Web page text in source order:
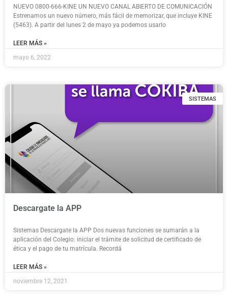
NUEVO 0800-666-KINE UN NUEVO CANAL ABIERTO DE COMUNICACIÓN
Estrenamos un nuevo número, más fácil de memorizar, que incluye KINE
(5463). A partir del lunes 2 de mayo ya podemos usarlo
LEER MÁS »
mayo 6, 2022
SISTEMAS
Descargate la APP
Sistemas Descargate la APP Dos nuevas funciones se sumarán a la
aplicación del Colegio: iniciar el trámite de solicitud de certificado de
ética y el pago de tu matrícula. Recordá
LEER MÁS »
noviembre 12, 2021